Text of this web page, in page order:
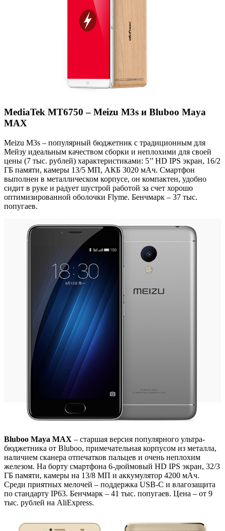
MediaTek МТ6750 – Meizu M3s и Bluboo Maya
MAX
Meizu M3s – популярный бюджетник с традиционным для
Мейзу идеальным качеством сборки и неплохими для своей
цены (7 тыс. рублей) характеристиками: 5’’ HD IPS экран, 16/2
ГБ памяти, камеры 13/5 МП, АКБ 3020 мАч. Смартфон
выполнен в металлическом корпусе, он компактен, удобно
сидит в руке и радует шустрой работой за счет хорошо
оптимизированной оболочки Flyme. Бенчмарк – 37 тыс.
попугаев.
Bluboo Maya MAX – старшая версия популярного ультра-
бюджетника от Bluboo, примечательная корпусом из металла,
наличием сканера отпечатков пальцев и очень неплохим
железом. На борту смартфона 6-дюймовый HD IPS экран, 32/3
ГБ памяти, камеры на 13/8 МП и аккумулятор 4200 мАч.
Среди приятных мелочей – поддержка USB-C и влагозащита
по стандарту IP63. Бенчмарк – 41 тыс. попугаев. Цена – от 9
тыс. рублей на AliExpress.